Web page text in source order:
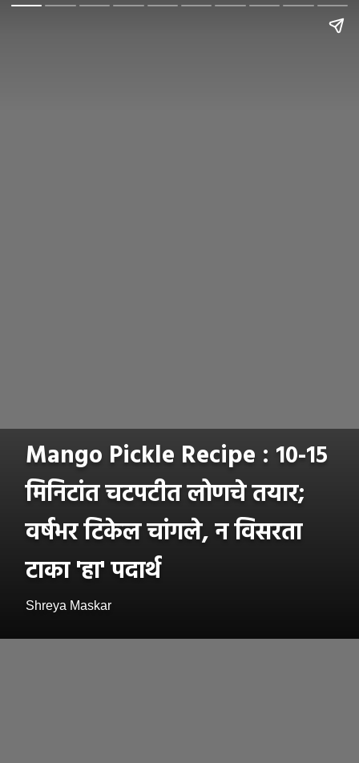
Mango Pickle Recipe : १०-१५
मिनिटांत चटपटीत लोणचे तयार;
वर्षभर टिकेल चांगले, न विसरता
टाका 'हा' पदार्थ
Shreya Maskar